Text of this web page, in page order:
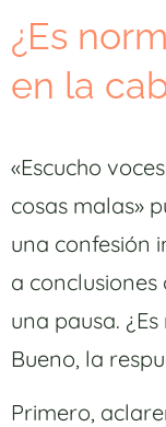
¿Es
en la
«Escucho
cosas malas»
una confesión
a
una pausa.
Bueno, la
Primero,